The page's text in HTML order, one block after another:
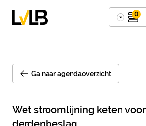
0
Ga naar agendaoverzicht
Wet stroomlijning keten voor
derdenbeslag